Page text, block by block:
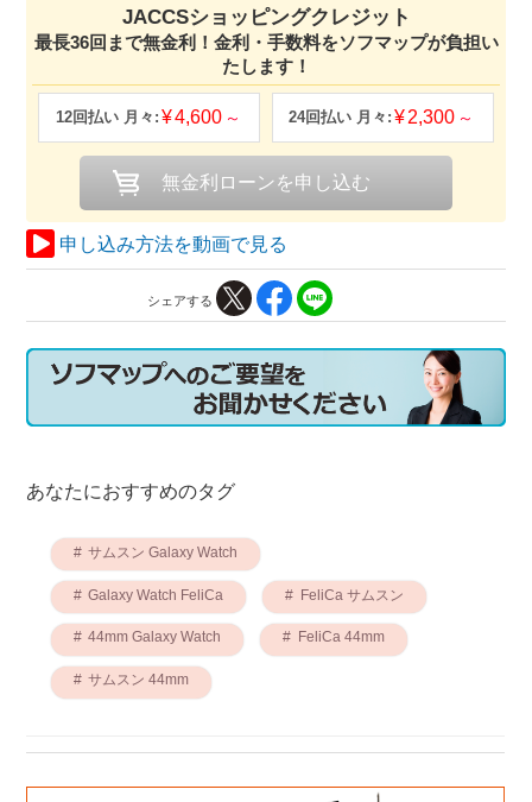
JACCSショッピングクレジット
最長36回まで無金利！金利・手数料をソフマップが負担い
たします！
4,600 2,300
申し込み方法を動画で見る
シェアする
あなたにおすすめのタグ
サムスン Galaxy Watch
Galaxy Watch FeliCa FeliCa サムスン
44mm Galaxy Watch FeliCa 44mm
サムスン 44mm